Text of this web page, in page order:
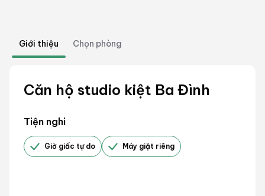
Giới thiệu Chọn phòng
Căn hộ studio kiệt Ba Đình
Tiện nghi
Giờ giấc tự do Máy giặt riêng